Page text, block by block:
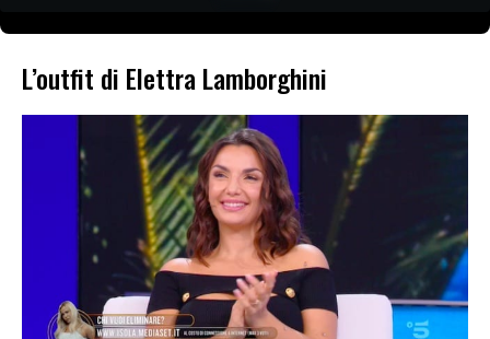
L’outfit di Elettra Lamborghini